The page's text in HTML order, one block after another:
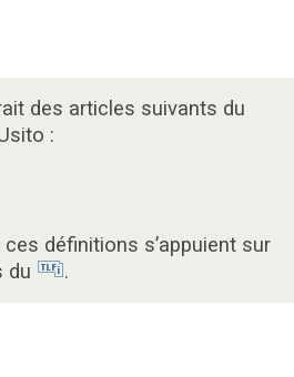
des articles suivants du
:
définitions s’appuient sur
du
.